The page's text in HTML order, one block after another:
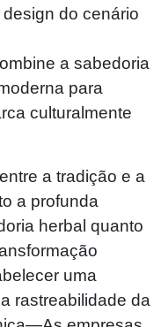
do cenário
a sabedoria
para
culturalmente
a tradição e a
a profunda
herbal quanto
uma
rastreabilidade da